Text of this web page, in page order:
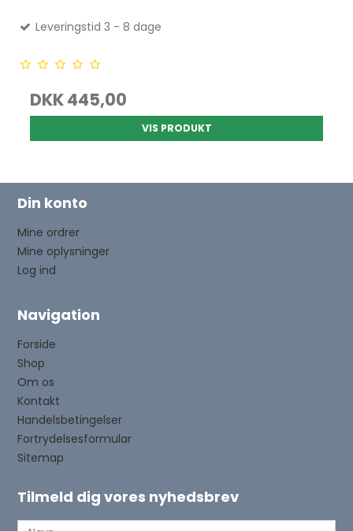
Leveringstid 3 - 8 dage
DKK 445,00
VIS PRODUKT
Din konto
Mine ordrer
Mine oplysninger
Log ind
Navigation
Forside
Shop
Om os
Kontakt
Handelsbetingelser
Fortrydelsesformular
Sitemap
Tilmeld dig vores nyhedsbrev